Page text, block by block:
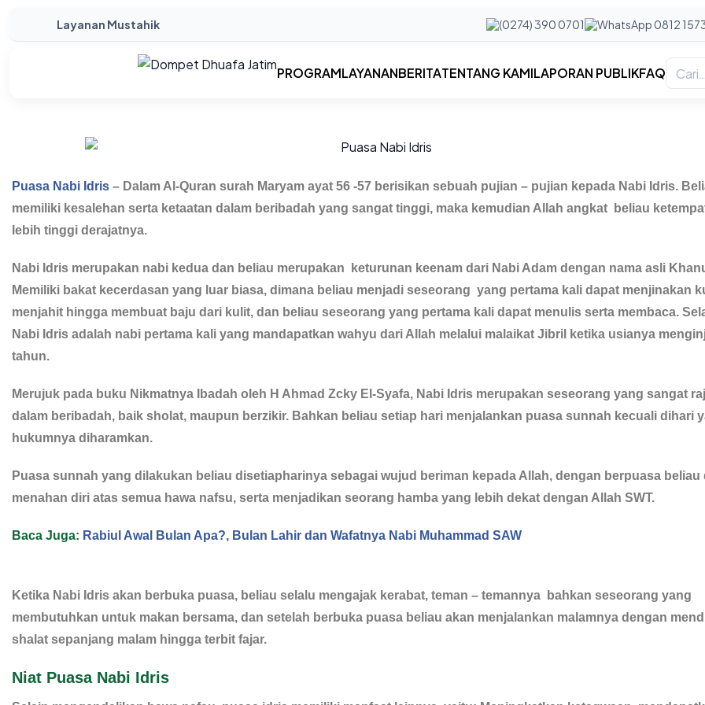
Layanan Mustahik (0274) 390 0701 WhatsApp 0812
PROGRAMLAYANANBERITATENTANG KAMILAPORAN PUBLIKFAQ
Puasa Nabi Idris – Dalam Al-Quran surah Maryam ayat 56 -57 berisikan sebuah pujian – pujian kepada Nabi Idris.
memiliki kesalehan serta ketaatan dalam beribadah yang sangat tinggi, maka kemudian Allah angkat beliau
lebih tinggi derajatnya.
Nabi Idris merupakan nabi kedua dan beliau merupakan keturunan keenam dari Nabi Adam dengan nama asli
Memiliki bakat kecerdasan yang luar biasa, dimana beliau menjadi seseorang yang pertama kali dapat menjinakan
menjahit hingga membuat baju dari kulit, dan beliau seseorang yang pertama kali dapat menulis serta membaca.
Nabi Idris adalah nabi pertama kali yang mandapatkan wahyu dari Allah melalui malaikat Jibril ketika usianya
tahun.
Merujuk pada buku Nikmatnya Ibadah oleh H Ahmad Zcky El-Syafa, Nabi Idris merupakan seseorang yang sangat
dalam beribadah, baik sholat, maupun berzikir. Bahkan beliau setiap hari menjalankan puasa sunnah kecuali dihari
hukumnya diharamkan.
Puasa sunnah yang dilakukan beliau disetiapharinya sebagai wujud beriman kepada Allah, dengan berpuasa beliau
menahan diri atas semua hawa nafsu, serta menjadikan seorang hamba yang lebih dekat dengan Allah SWT.
Baca Juga: Rabiul Awal Bulan Apa?, Bulan Lahir dan Wafatnya Nabi Muhammad SAW
Ketika Nabi Idris akan berbuka puasa, beliau selalu mengajak kerabat, teman – temannya bahkan seseorang yang
membutuhkan untuk makan bersama, dan setelah berbuka puasa beliau akan menjalankan malamnya dengan
shalat sepanjang malam hingga terbit fajar.
Niat Puasa Nabi Idris